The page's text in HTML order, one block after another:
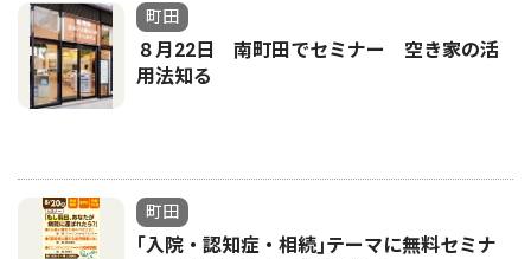
町田
８月22日 南町田でセミナー 空き家の活
用法知る
町田
｢入院・認知症・相続｣テーマに無料セミナ